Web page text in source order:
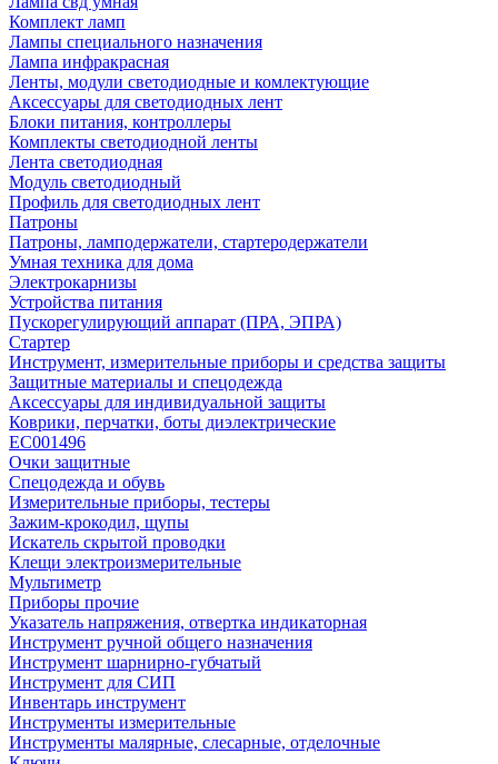
Комплект ламп
Лампы специального назначения
Лампа инфракрасная
Ленты, модули светодиодные и комлектующие
Аксессуары для светодиодных лент
Блоки питания, контроллеры
Комплекты светодиодной ленты
Лента светодиодная
Модуль светодиодный
Профиль для светодиодных лент
Патроны
Патроны, ламподержатели, стартеродержатели
Умная техника для дома
Электрокарнизы
Устройства питания
Пускорегулирующий аппарат (ПРА, ЭПРА)
Стартер
Инструмент, измерительные приборы и средства защиты
Защитные материалы и спецодежда
Аксессуары для индивидуальной защиты
Коврики, перчатки, боты диэлектрические
EC001496
Очки защитные
Спецодежда и обувь
Измерительные приборы, тестеры
Зажим-крокодил, щупы
Искатель скрытой проводки
Клещи электроизмерительные
Мультиметр
Приборы прочие
Указатель напряжения, отвертка индикаторная
Инструмент ручной общего назначения
Инструмент шарнирно-губчатый
Инструмент для СИП
Инвентарь инструмент
Инструменты измерительные
Инструменты малярные, слесарные, отделочные